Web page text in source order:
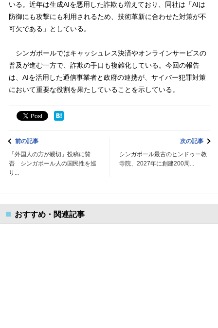
いる。近年は生成AIを悪用した詐欺も増えており、同社は「AIは
防御にも攻撃にも利用されるため、技術革新に合わせた対策が不
可欠である」としている。
シンガポールではキャッシュレス決済やオンラインサービスの
普及が進む一方で、詐欺の手口も複雑化している。今回の報告
は、AIを活用した通信事業者と政府の連携が、サイバー犯罪対策
において重要な役割を果たしていることを示している。
前の記事
「外国人の方が親切」投稿に賛
否 シンガポール人の国民性を巡
り...
次の記事
シンガポール最古のヒンドゥー教
寺院、2027年に創建200周...
おすすめ・関連記事